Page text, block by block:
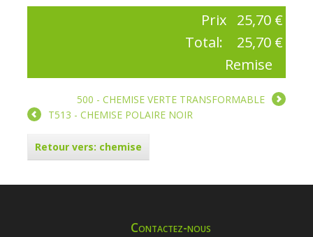
Prix 25,70 €
Total:
25,70 €
Remise
500 - CHEMISE VERTE TRANSFORMABLE
T513 - CHEMISE POLAIRE NOIR
Retour vers: chemise
Contactez-nous